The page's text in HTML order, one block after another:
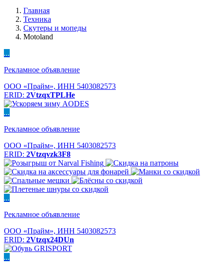
Главная
Техника
Скутеры и мопеды
Motoland
...
Рекламное объявление
ООО «Прайм», ИНН 5403082573
ERID: 2VtzqxTPLHe
...
Рекламное объявление
ООО «Прайм», ИНН 5403082573
ERID: 2Vtzqvzk3F8
...
Рекламное объявление
ООО «Прайм», ИНН 5403082573
ERID: 2Vtzqx24DUn
...